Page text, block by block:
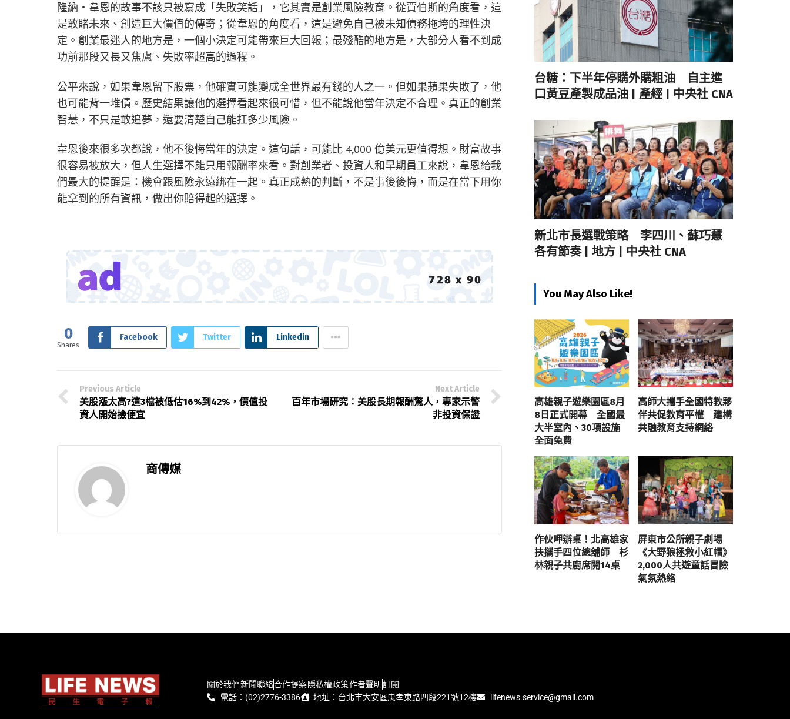
隆納・韋恩的故事不該只被寫成「失敗笑話」，它其實是創業風險教育。從賈伯斯的角度看，這
是敢賭未來、創造巨大價值的傳奇；從韋恩的角度看，這是避免自己被未知債務拖垮的理性決
定。創業最迷人的地方是，一個小決定可能帶來巨大回報；最殘酷的地方是，大部分人看不到成
功前那段又長又焦慮、失敗率超高的過程。
公平來說，如果韋恩留下股票，他確實可能變成全世界最有錢的人之一。但如果蘋果失敗了，他
也可能背一堆債。歷史結果讓他的選擇看起來很可惜，但不能說他當年決定不合理。真正的創業
智慧，不只是敢追夢，還要清楚自己能扛多少風險。
韋恩後來很多次都說，他不後悔當年的決定。這句話，可能比 4,000 億美元更值得想。財富故事
很容易被放大，但人生選擇不能只用報酬率來看。對創業者、投資人和早期員工來說，韋恩給我
們最大的提醒是：機會跟風險永遠綁在一起。真正成熟的判斷，不是事後後悔，而是在當下用你
能拿到的所有資訊，做出你賠得起的選擇。
0
Shares
Facebook Twitter Linkedin
Previous Article
美股漲太高?這3檔被低估16%到42%，價值投
資人開始撿便宜
Next Article
百年市場研究：美股長期報酬驚人，專家示警
非投資保證
商傳媒
台糖：下半年停購外購粗油 自主進
口黃豆產製成品油 | 產經 | 中央社 CNA
新北市長選戰策略 李四川、蘇巧慧
各有節奏 | 地方 | 中央社 CNA
You May Also Like!
高雄親子遊樂園區8月
8日正式開幕 全國最
大半室內、30項設施
全面免費
高師大攜手全國特教夥
伴共促教育平權 建構
共融教育支持網絡
作伙呷辦桌！北高雄家
扶攜手四位總舖師 杉
林親子共廚席開14桌
屏東市公所親子劇場
《大野狼拯救小紅帽》
2,000人共遊童話冒險
氣氛熱絡
關於我們新聞聯絡合作提案隱私權政策作者聲明訂閱
電話：(02)2776-3386
地址：台北市大安區忠孝東路四段221號12樓 lifenews.service@gmail.com